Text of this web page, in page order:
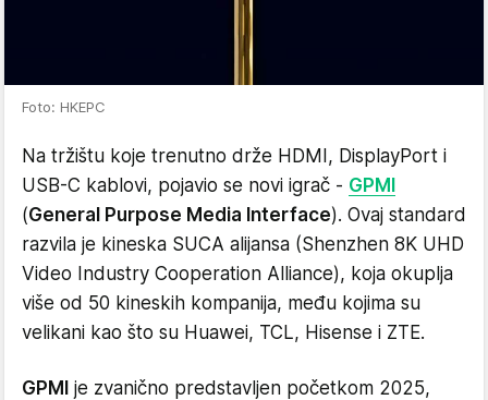
Foto: HKEPC
Na tržištu koje trenutno drže HDMI, DisplayPort i
USB-C kablovi, pojavio se novi igrač - GPMI
(General Purpose Media Interface). Ovaj standard
razvila je kineska SUCA alijansa (Shenzhen 8K UHD
Video Industry Cooperation Alliance), koja okuplja
više od 50 kineskih kompanija, među kojima su
velikani kao što su Huawei, TCL, Hisense i ZTE.
GPMI je zvanično predstavljen početkom 2025,